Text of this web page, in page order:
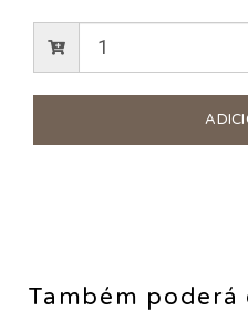
Também poderá